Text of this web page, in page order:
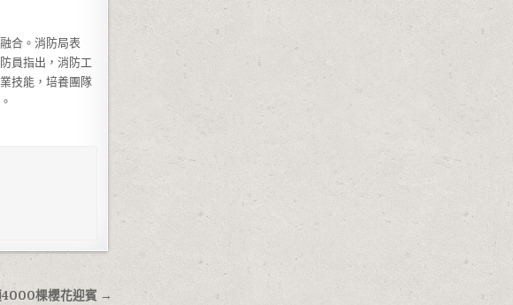
合。消防局表
員指出，消防工
技能，培養團隊
4000棵櫻花迎賓 →